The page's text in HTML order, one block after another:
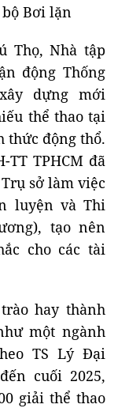
Bơi lặn
Thọ, Nhà tập
động Thống
dựng mới
thể thao tại
thức động thổ.
TT TPHCM đã
sở làm việc
luyện và Thi
tạo nên
cho các tài
hay thành
một ngành
TS Lý Đại
cuối 2025,
giải thể thao